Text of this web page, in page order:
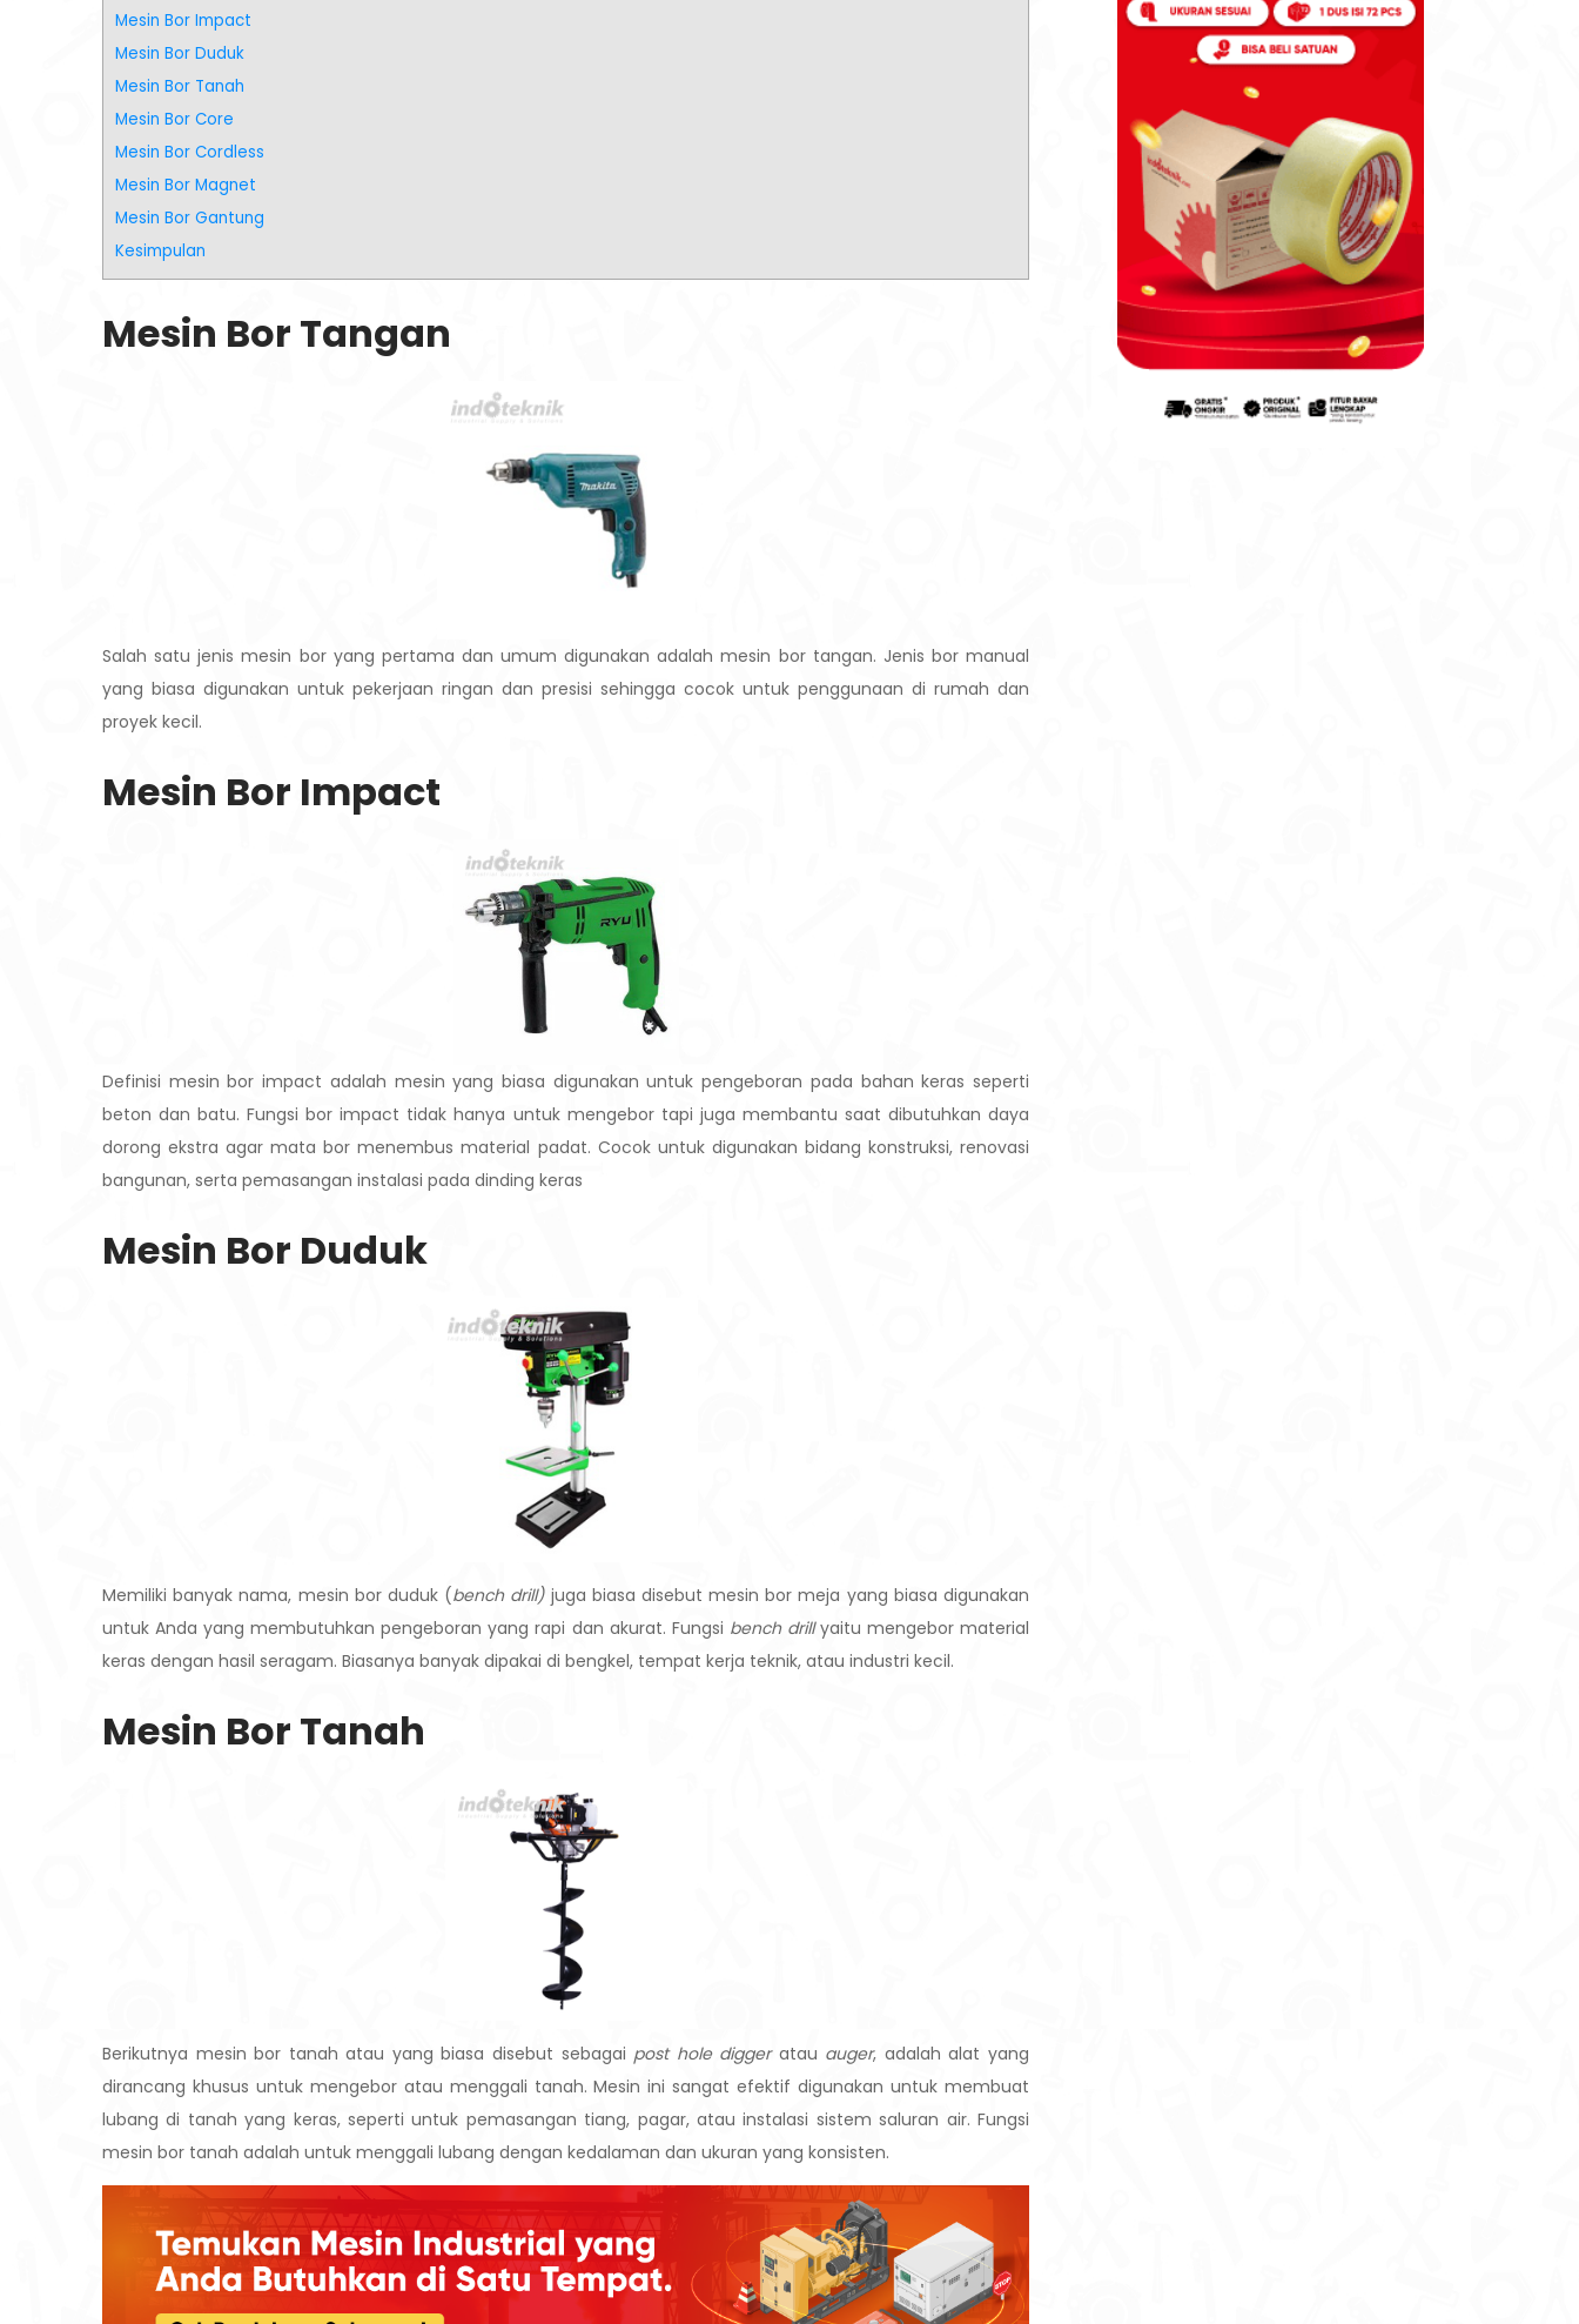
Mesin Bor Impact
Mesin Bor Duduk
Mesin Bor Tanah
Mesin Bor Core
Mesin Bor Cordless
Mesin Bor Magnet
Mesin Bor Gantung
Kesimpulan
Mesin Bor Tangan
Salah satu jenis mesin bor yang pertama dan umum digunakan adalah mesin bor tangan. Jenis bor manual
yang biasa digunakan untuk pekerjaan ringan dan presisi sehingga cocok untuk penggunaan di rumah dan
proyek kecil.
Mesin Bor Impact
Definisi mesin bor impact adalah mesin yang biasa digunakan untuk pengeboran pada bahan keras seperti
beton dan batu. Fungsi bor impact tidak hanya untuk mengebor tapi juga membantu saat dibutuhkan daya
dorong ekstra agar mata bor menembus material padat. Cocok untuk digunakan bidang konstruksi, renovasi
bangunan, serta pemasangan instalasi pada dinding keras
Mesin Bor Duduk
Memiliki banyak nama, mesin bor duduk (bench drill) juga biasa disebut mesin bor meja yang biasa digunakan
untuk Anda yang membutuhkan pengeboran yang rapi dan akurat. Fungsi bench drillyaitu mengebor material
keras dengan hasil seragam. Biasanya banyak dipakai di bengkel, tempat kerja teknik, atau industri kecil.
Mesin Bor Tanah
Berikutnya mesin bor tanah atau yang biasa disebut sebagai post hole diggeratau auger, adalah alat yang
dirancang khusus untuk mengebor atau menggali tanah. Mesin ini sangat efektif digunakan untuk membuat
lubang di tanah yang keras, seperti untuk pemasangan tiang, pagar, atau instalasi sistem saluran air. Fungsi
mesin bor tanah adalah untuk menggali lubang dengan kedalaman dan ukuran yang konsisten.